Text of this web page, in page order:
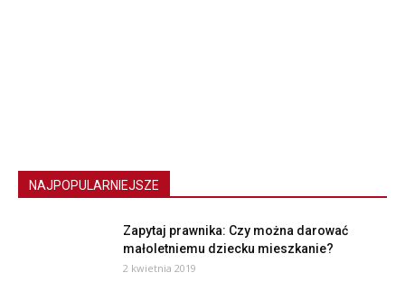
NAJPOPULARNIEJSZE
Zapytaj prawnika: Czy można darować
małoletniemu dziecku mieszkanie?
2 kwietnia 2019